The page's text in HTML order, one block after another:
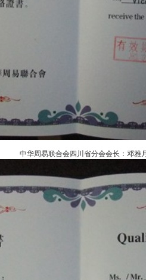
中华周易联合会四川省分会会长：邓雅